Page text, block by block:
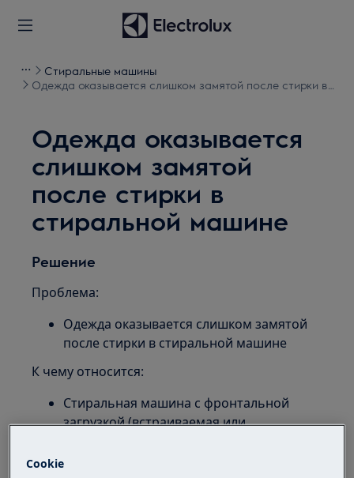
Стиральные машины
Одежда оказывается слишком замятой после стирки в
Одежда оказывается
слишком замятой
после стирки в
стиральной машине
Решение
Проблема:
Одежда оказывается слишком замятой
после стирки в стиральной машине
К чему относится:
Стиральная машина с фронтальной
загрузкой (встраиваемая или
Стиральная машина с верхней загрузкой
Cookie